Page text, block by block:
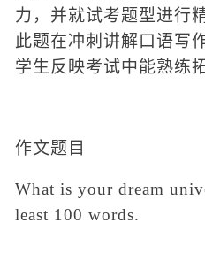
力 ，并就试考题型进行
此题在冲刺讲解口语写
学生反映考试中能熟练
作文题目
What is your dream
least 100 words.